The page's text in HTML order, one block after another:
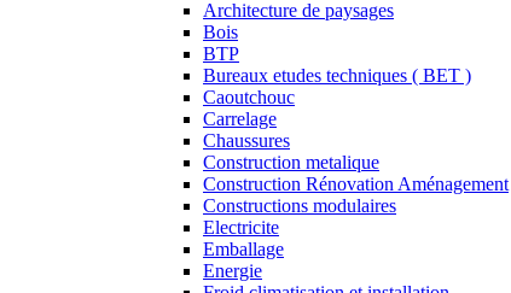
Architecture de paysages
Bois
BTP
Bureaux etudes techniques ( BET )
Caoutchouc
Carrelage
Chaussures
Construction metalique
Construction Rénovation Aménagement
Constructions modulaires
Electricite
Emballage
Energie